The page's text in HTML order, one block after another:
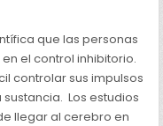
que las personas
el control inhibitorio.
controlar sus impulsos
Los estudios
llegar al cerebro en